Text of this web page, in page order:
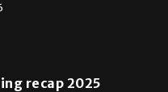
recap 2025